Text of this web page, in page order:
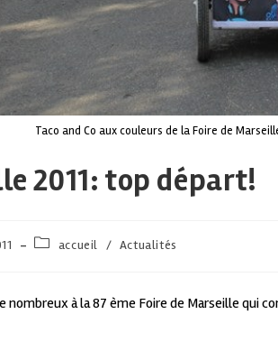
Taco and Co aux couleurs de la Foire de
2011: top départ!
accueil / Actualités
nombreux à la 87 ème Foire de Marseille qui